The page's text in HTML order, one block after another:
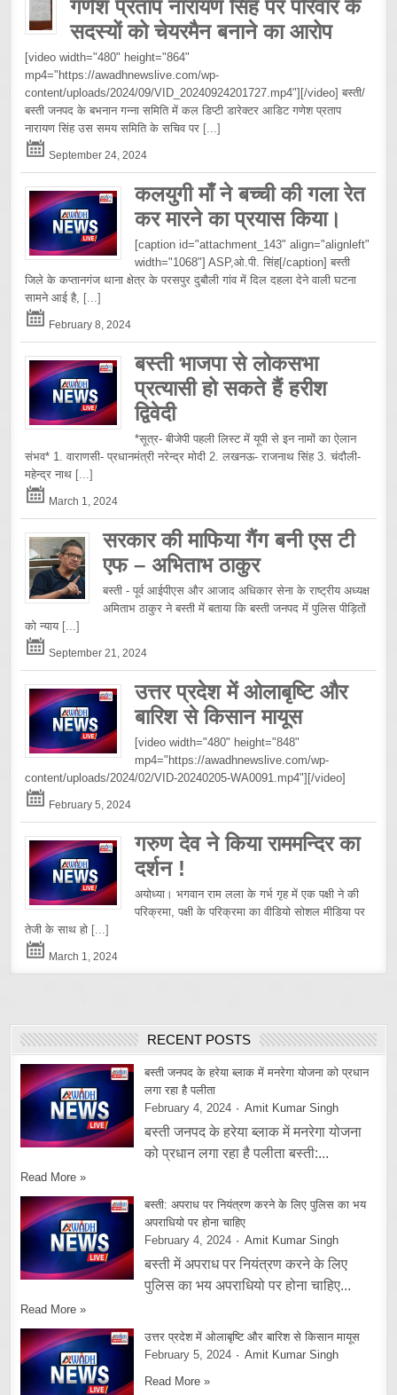
गणेश प्रताप नारायण सिंह पर परिवार के
सदस्यों को चेयरमैन बनाने का आरोप
[video width="480" height="864"
mp4="https://awadhnewslive.com/wp-
content/uploads/2024/09/VID_20240924201727.mp4"][/video] बस्ती/
बस्ती जनपद के बभनान गन्ना समिति में कल डिप्टी डारेक्टर आडिट गणेश प्रताप
नारायण सिंह उस समय समिति के सचिव पर [...]
September 24, 2024
कलयुगी माँ ने बच्ची की गला रेत
कर मारने का प्रयास किया।
[caption id="attachment_143" align="alignleft"
width="1068"] ASP,ओ.पी. सिंह[/caption] बस्ती
जिले के कप्तानगंज थाना क्षेत्र के परसपुर दुबौली गांव में दिल दहला देने वाली घटना
सामने आई है, [...]
February 8, 2024
बस्ती भाजपा से लोकसभा
प्रत्यासी हो सकते हैं हरीश
द्विवेदी
*सूत्र- बीजेपी पहली लिस्ट में यूपी से इन नामों का ऐलान
संभव* 1. वाराणसी- प्रधानमंत्री नरेन्द्र मोदी 2. लखनऊ- राजनाथ सिंह 3. चंदौली-
महेन्द्र नाथ [...]
March 1, 2024
सरकार की माफिया गैंग बनी एस टी
एफ – अभिताभ ठाकुर
बस्ती - पूर्व आईपीएस और आजाद अधिकार सेना के राष्ट्रीय अध्यक्ष
अमिताभ ठाकुर ने बस्ती में बताया कि बस्ती जनपद में पुलिस पीड़ितों
को न्याय [...]
September 21, 2024
उत्तर प्रदेश में ओलाबृष्टि और
बारिश से किसान मायूस
[video width="480" height="848"
mp4="https://awadhnewslive.com/wp-
content/uploads/2024/02/VID-20240205-WA0091.mp4"][/video]
February 5, 2024
गरुण देव ने किया राममन्दिर का
दर्शन !
अयोध्या। भगवान राम लला के गर्भ गृह में एक पक्षी ने की
परिक्रमा, पक्षी के परिक्रमा का वीडियो सोशल मीडिया पर
तेजी के साथ हो [...]
March 1, 2024
RECENT POSTS
बस्ती जनपद के हरेया ब्लाक में मनरेगा योजना को प्रधान
लगा रहा है पलीता
February 4, 2024
Amit Kumar Singh
बस्ती जनपद के हरेया ब्लाक में मनरेगा योजना
को प्रधान लगा रहा है पलीता बस्ती:...
Read More »
बस्ती: अपराध पर नियंत्रण करने के लिए पुलिस का भय
अपराधियो पर होना चाहिए
February 4, 2024
Amit Kumar Singh
बस्ती में अपराध पर नियंत्रण करने के लिए
पुलिस का भय अपराधियो पर होना चाहिए...
Read More »
उत्तर प्रदेश में ओलाबृष्टि और बारिश से किसान मायूस
February 5, 2024
Amit Kumar Singh
Read More »